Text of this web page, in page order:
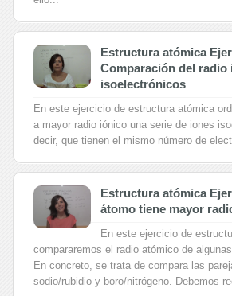
Estructura atómica
Comparación del radio
isoelectrónicos
En este ejercicio de estructura atómica
a mayor radio iónico una serie de iones
decir, que tienen el mismo número de
Estructura atómica
átomo tiene mayor
En este ejercicio de
compararemos el radio atómico de
En concreto, se trata de compara las
sodio/rubidio y boro/nitrógeno. Debemos